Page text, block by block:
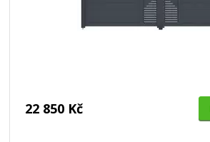
22 850 Kč